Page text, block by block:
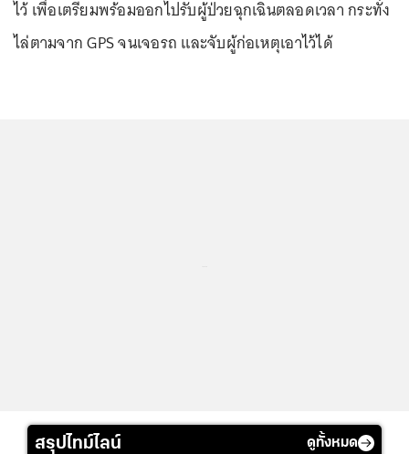
ไว้ เพื่อเตรียมพร้อมออกไปรับผู้ป่วยฉุกเฉินตลอดเวลา กระทั่ง
ไล่ตามจาก GPS จนเจอรถ และจับผู้ก่อเหตุเอาไว้ได้
สรุปไทม์ไลน์ ดูทั้งหมด